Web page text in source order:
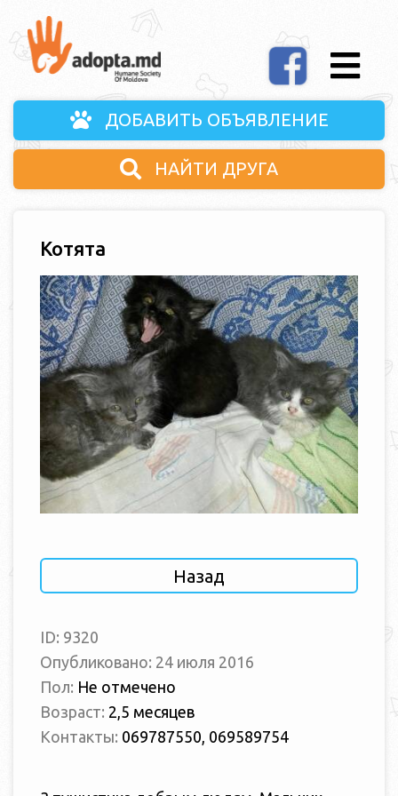
ДОБАВИТЬ ОБЪЯВЛЕНИЕ
НАЙТИ ДРУГА
Котята
Назад
ID: 9320
Опубликовано: 24 июля 2016
Пол: Не отмечено
Возраст: 2,5 месяцев
Контакты: 069787550, 069589754